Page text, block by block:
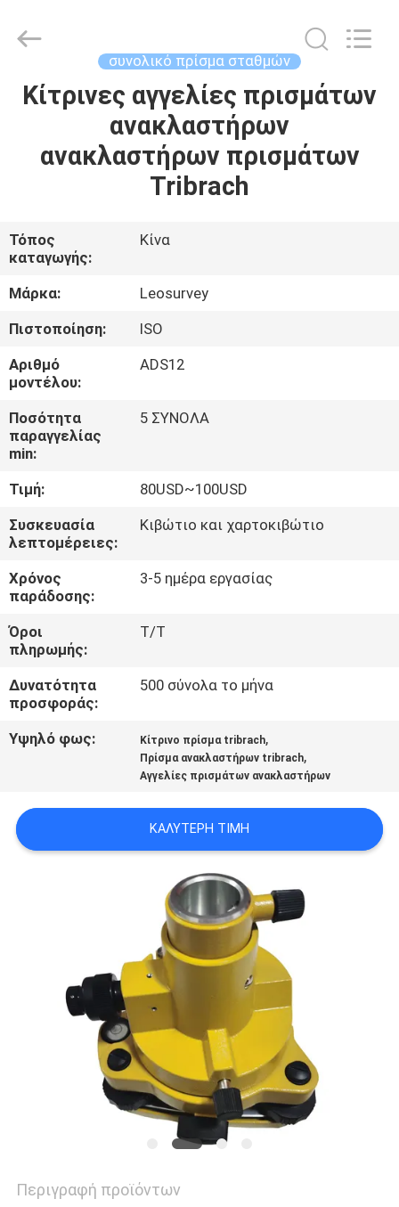
ΣΠΊΤΙ
ΠΡΟΪΌΝΤΑ
ΕΜΕΊΣ
ΓΎΡΟΣ
ΕΡΓΟΣΤΑΣΊΩΝ
ΠΟΙΟΤΙΚΌΣ
ΈΛΕΓΧΟΣ
ΕΛΆΤΕ
ΣΕ
ΕΠΑΦΉ
ΜΕ
ΖΗΤΉΣΤΕ
ΈΝΑ
ΑΠΌΣΠΑΣΜΑ
PRIVACY
POLICY
Instrument
Co.,Ltd.
συνολικό πρίσμα σταθμών
Κίτρινες αγγελίες πρισμάτων
ανακλαστήρων
ανακλαστήρων πρισμάτων
Tribrach
Τόπος
καταγωγής:
Κίνα
Μάρκα:
Leosurvey
Πιστοποίηση:
ISO
Αριθμό
μοντέλου:
ADS12
Ποσότητα
παραγγελίας
min:
5 ΣΥΝΟΛΑ
Τιμή:
80USD~100USD
Συσκευασία
λεπτομέρειες:
Κιβώτιο και χαρτοκιβώτιο
Χρόνος
παράδοσης:
3-5 ημέρα εργασίας
Όροι
πληρωμής:
T/T
Δυνατότητα
προσφοράς:
500 σύνολα το μήνα
Υψηλό φως: Κίτρινο πρίσμα tribrach,
Πρίσμα ανακλαστήρων tribrach,
Αγγελίες πρισμάτων ανακλαστήρων
ΚΑΛΎΤΕΡΗ ΤΙΜΉ
Περιγραφή προϊόντων